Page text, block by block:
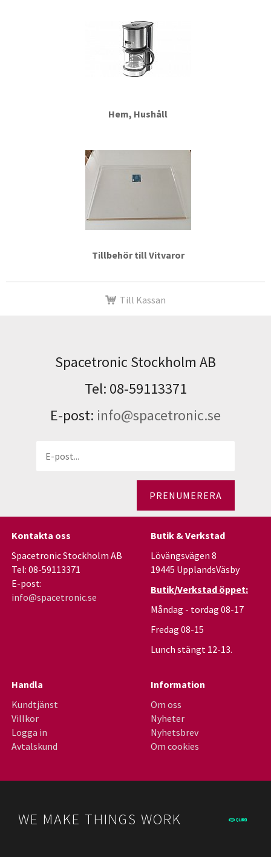
Hem, Hushåll
Tillbehör till Vitvaror
Till Kassan
Spacetronic Stockholm AB
Tel: 08-59113371
E-post: info@spacetronic.se
PRENUMERERA
Kontakta oss
Spacetronic Stockholm AB
Tel: 08-59113371
E-post:
info@spacetronic.se
Butik & Verkstad
Lövängsvägen 8
19445 UpplandsVäsby
Butik/Verkstad öppet:
Måndag - tordag 08-17
Fredag 08-15
Lunch stängt 12-13.
Handla
Kundtjänst
Villkor
Logga in
Avtalskund
Information
Om oss
Nyheter
Nyhetsbrev
Om cookies
WE MAKE THINGS WORK